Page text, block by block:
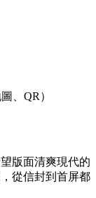
、QR）
版面清爽現代的
從信封到首屏都